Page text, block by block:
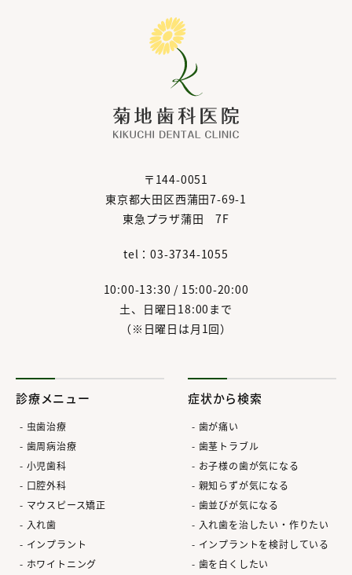
〒144-0051
東京都大田区西蒲田7-69-1
東急プラザ蒲田 7F
tel：03-3734-1055
10:00-13:30 / 15:00-20:00
土、日曜日18:00まで
（※日曜日は月1回）
診療メニュー
虫歯治療
歯周病治療
小児歯科
口腔外科
マウスピース矯正
入れ歯
インプラント
ホワイトニング
症状から検索
歯が痛い
歯茎トラブル
お子様の歯が気になる
親知らずが気になる
歯並びが気になる
入れ歯を治したい・作りたい
インプラントを検討している
歯を白くしたい